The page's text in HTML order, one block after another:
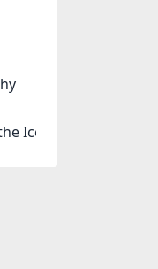
Ice Palace 2